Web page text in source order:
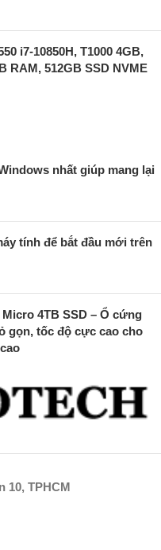
i7-10850H, T1000 4GB,
RAM, 512GB SSD NVME
nhất giúp mang lại
tính để bắt đầu mới trên
4TB SSD – Ổ cứng
gọn, tốc độ cực cao cho
10, TPHCM